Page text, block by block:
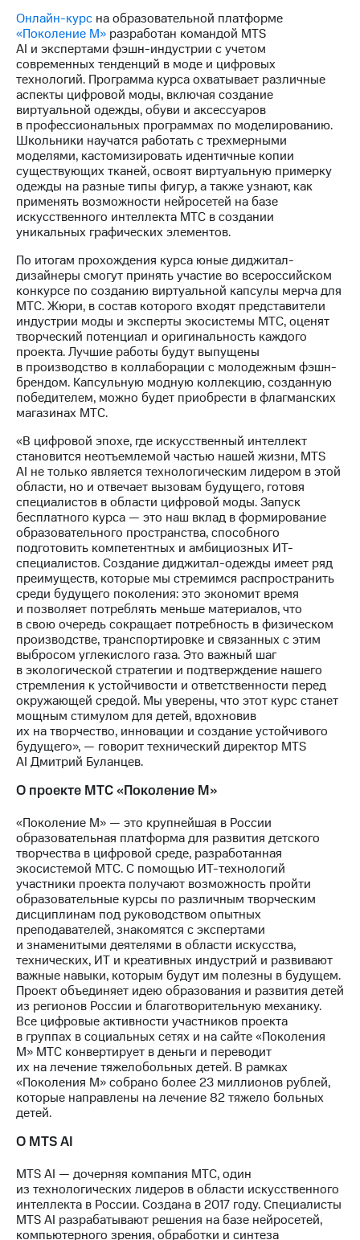
Пригласить
спикера
и акционерам
Корпоративное
управление
Корпоративный
секретарь
Раскрытие
информации
Информация
акционерам
Документы
ПАО
"МТС"
Собрания
акционеров
Личный
кабинет
акционера
Акционерный
капитал
Контроль
и
аудит
Рынок
акций
Описание
Программа
приобретения
Порядок
выкупа
акций
Дивиденды
Рынок
облигаций
Описание
Еврооблигации-2023
Уведомление
о
погашении
именных
облигаций
Другое
Регистратор
Реквизиты
Контакты
развитие
На главную
Онлайн-курс на образовательной платформе
«Поколение М» разработан командой MTS
AI и экспертами фэшн-индустрии с учетом
современных тенденций в моде и цифровых
технологий. Программа курса охватывает различные
аспекты цифровой моды, включая создание
виртуальной одежды, обуви и аксессуаров
в профессиональных программах по моделированию.
Школьники научатся работать с трехмерными
моделями, кастомизировать идентичные копии
существующих тканей, освоят виртуальную примерку
одежды на разные типы фигур, а также узнают, как
применять возможности нейросетей на базе
искусственного интеллекта МТС в создании
уникальных графических элементов.
По итогам прохождения курса юные диджитал-
дизайнеры смогут принять участие во всероссийском
конкурсе по созданию виртуальной капсулы мерча для
МТС. Жюри, в состав которого входят представители
индустрии моды и эксперты экосистемы МТС, оценят
творческий потенциал и оригинальность каждого
проекта. Лучшие работы будут выпущены
в производство в коллаборации с молодежным фэшн-
брендом. Капсульную модную коллекцию, созданную
победителем, можно будет приобрести в флагманских
магазинах МТС.
«В цифровой эпохе, где искусственный интеллект
становится неотъемлемой частью нашей жизни, MTS
AI не только является технологическим лидером в этой
области, но и отвечает вызовам будущего, готовя
специалистов в области цифровой моды. Запуск
бесплатного курса — это наш вклад в формирование
образовательного пространства, способного
подготовить компетентных и амбициозных ИТ-
специалистов. Создание диджитал-одежды имеет ряд
преимуществ, которые мы стремимся распространить
среди будущего поколения: это экономит время
и позволяет потреблять меньше материалов, что
в свою очередь сокращает потребность в физическом
производстве, транспортировке и связанных с этим
выбросом углекислого газа. Это важный шаг
в экологической стратегии и подтверждение нашего
стремления к устойчивости и ответственности перед
окружающей средой. Мы уверены, что этот курс станет
мощным стимулом для детей, вдохновив
их на творчество, инновации и создание устойчивого
будущего», — говорит технический директор MTS
AI Дмитрий Буланцев.
О проекте МТС «Поколение М»
«Поколение М» — это крупнейшая в России
образовательная платформа для развития детского
творчества в цифровой среде, разработанная
экосистемой МТС. С помощью ИТ-технологий
участники проекта получают возможность пройти
образовательные курсы по различным творческим
дисциплинам под руководством опытных
преподавателей, знакомятся с экспертами
и знаменитыми деятелями в области искусства,
технических, ИТ и креативных индустрий и развивают
важные навыки, которым будут им полезны в будущем.
Проект объединяет идею образования и развития детей
из регионов России и благотворительную механику.
Все цифровые активности участников проекта
в группах в социальных сетях и на сайте «Поколения
М» МТС конвертирует в деньги и переводит
их на лечение тяжелобольных детей. В рамках
«Поколения М» собрано более 23 миллионов рублей,
которые направлены на лечение 82 тяжело больных
детей.
О MTS AI
MTS AI — дочерняя компания МТС, один
из технологических лидеров в области искусственного
интеллекта в России. Создана в 2017 году. Специалисты
MTS AI разрабатывают решения на базе нейросетей,
компьютерного зрения, обработки и синтеза